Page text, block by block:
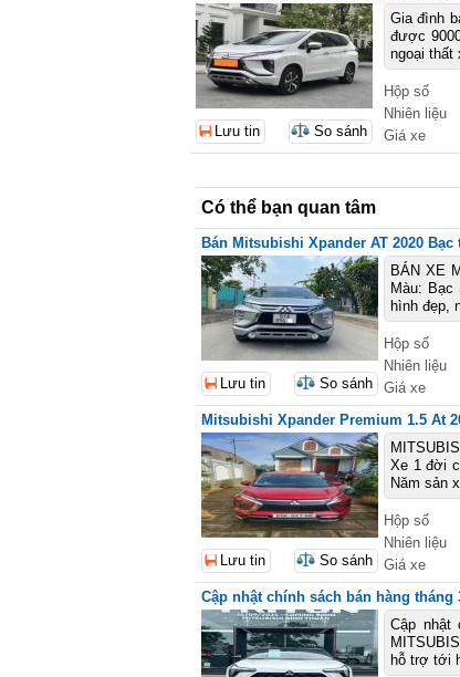
Gia đình
được
ngoại thất
Hộp số
Nhiên liệu
Giá xe
Lưu tin So sánh
Có thể bạn quan tâm
Bán Mitsubishi Xpander AT 2020
BÁN XE
Màu:
hình đẹp,
Hộp số
Nhiên liệu
Giá xe
Lưu tin So sánh
Mitsubishi Xpander Premium 1.5 At
Xe 1 đời
Năm sản
Hộp số
Nhiên liệu
Giá xe
Lưu tin So sánh
Cập nhật chính sách bán hàng tháng
Cập nhật
hỗ trợ tới